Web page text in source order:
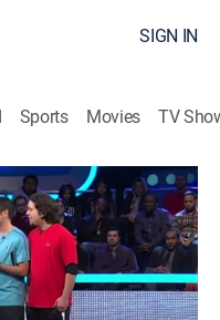
SIGN IN
Sports Movies TV
concursantes